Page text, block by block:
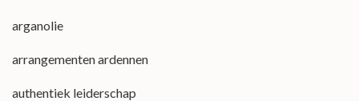
arganolie
arrangementen ardennen
authentiek leiderschap